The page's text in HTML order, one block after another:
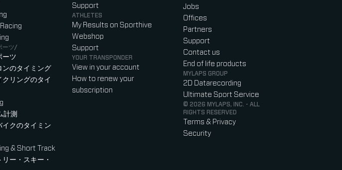
ーツ/
ーツ
ンのタイミング
クリングのタイ
計測
イクのタイミン
& Short Track
ー・スキー・
Support
ATHLETES
My Results on Sporthive
Webshop
Support
YOUR TRANSPONDER
View in your account
How to renew your
subscription
Jobs
Offices
Partners
Support
Contact us
End of life products
MYLAPS GROUP
2D Datarecording
Ultimate Sport Service
© 2026 MYLAPS, INC. - ALL
RIGHTS RESERVED
Terms & Privacy
Security